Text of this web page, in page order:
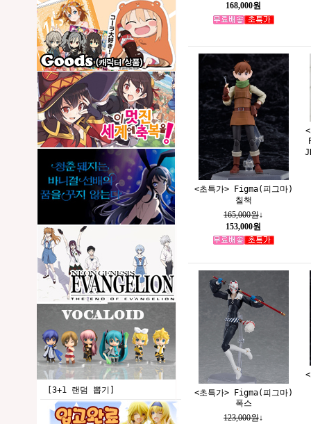
[3+1 랜덤 뽑기]
168,000원
<초특가> Figma(피그마)
칠책
165,000원↓
153,000원
<초특가> Figma(피그마)
폭스
123,000원↓